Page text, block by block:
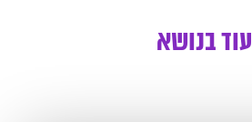
עוד בנושא